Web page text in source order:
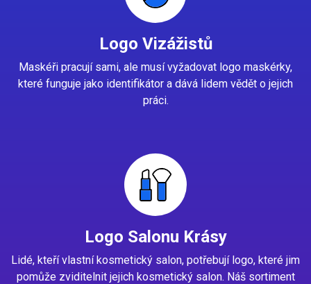
Logo Vizážistů
Maskéři pracují sami, ale musí vyžadovat logo maskérky,
které funguje jako identifikátor a dává lidem vědět o jejich
práci.
Logo Salonu Krásy
Lidé, kteří vlastní kosmetický salon, potřebují logo, které jim
pomůže zviditelnit jejich kosmetický salon. Náš sortiment